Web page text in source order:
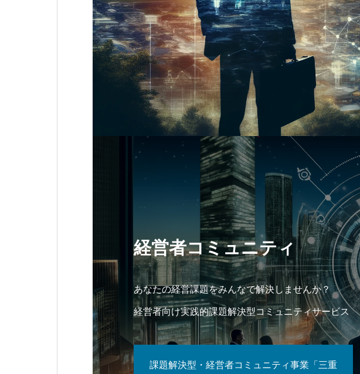
経営者コミュニティ
あなたの経営課題をみんなで解決しませんか？
経営者向け実践的課題解決型コミュニティサービス
課題解決型・経営者コミュニティ事業「三重